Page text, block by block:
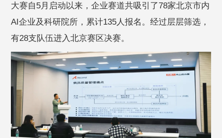
大赛自5月启动以来，企业赛道共吸引了78家北京市内
AI企业及科研院所，累计135人报名。经过层层筛选，
有28支队伍进入北京赛区决赛。